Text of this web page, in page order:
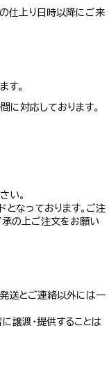
仕上り日時以降にご来
す。
に対応しております。
い。
なっております。ご注
承の上ご注文をお願い
送とご連絡以外には一
譲渡・提供することは